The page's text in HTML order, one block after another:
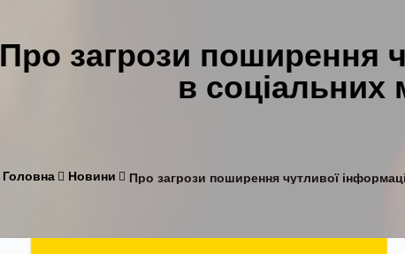
Про загрози поширення
в соціальних
Головна Новини Про загрози поширення чутливої